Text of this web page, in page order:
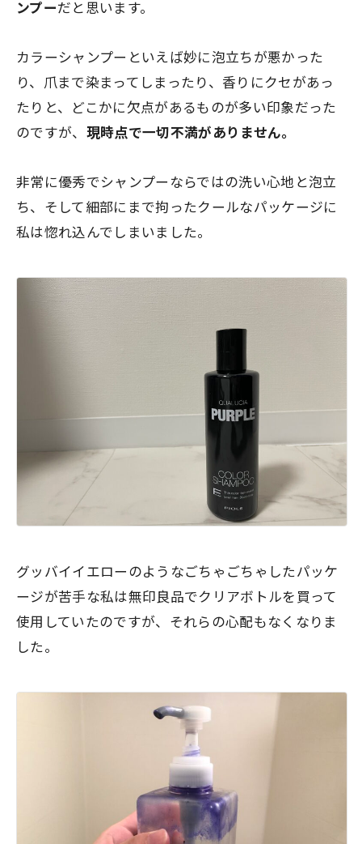
ンプーだと思います。
カラーシャンプーといえば妙に泡立ちが悪かった
り、爪まで染まってしまったり、香りにクセがあっ
たりと、
どこかに欠点があるものが多い印象だった
のですが、 現時点で一切不満がありません。
非常に優秀でシャンプーならではの洗い心地と泡立
ち、そして細部にまで拘ったクールなパッケージに
私は惚れ込んでしまいました。
グッバイイエローのようなごちゃごちゃしたパッケ
ージが苦手な私は無印良品でクリアボトルを買って
使用していたのですが、それらの心配もなくなりま
した。